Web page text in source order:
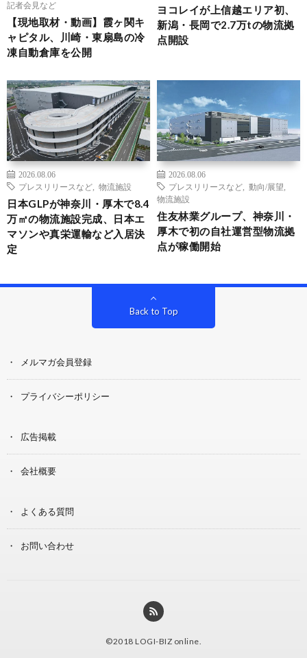
記者会見など
【現地取材・動画】霞ヶ関キ
ャピタル、川崎・東扇島の冷
凍自動倉庫を公開
ヨコレイが上信越エリア初、
新潟・長岡で2.7万tの物流拠
点開設
2026.08.06
プレスリリースなど
物流施設
日本GLPが神奈川・厚木で8.4
万㎡の物流施設完成、日本エ
マソンや真栄運輸など入居決
定
2026.08.06
プレスリリースなど
動向/展望
物流施設
住友林業グループ、神奈川・
厚木で初の自社運営型物流拠
点が稼働開始
Back to Top
メルマガ会員登録
プライバシーポリシー
広告掲載
会社概要
よくある質問
お問い合わせ
©2018 LOGI-BIZ online